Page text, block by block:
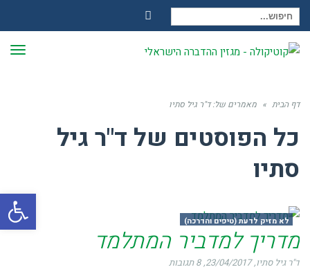
חיפוש עבור:
Facebook
דף הבית » מאמרים של: ד"ר גיל סתיו
כל הפוסטים של ד"ר גיל
סתיו
לא מזיק לדעת (טיפים והדרכה)
מדריך למדביר המתלמד
ד"ר גיל סתיו 23/04/2017 8 תגובות